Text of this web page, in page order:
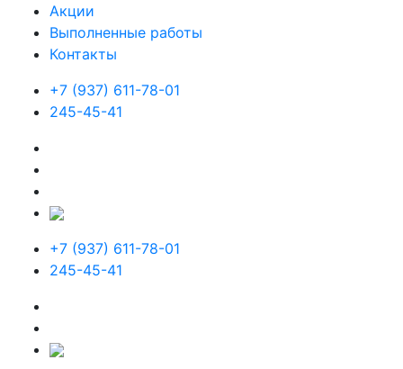
Акции
Выполненные работы
Контакты
+7 (937) 611-78-01
245-45-41
+7 (937) 611-78-01
245-45-41